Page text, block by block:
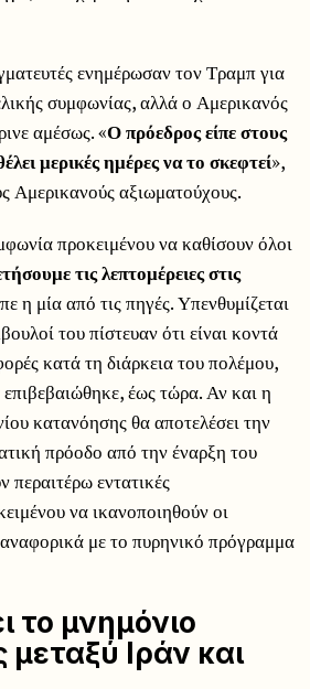
ενημέρωσαν τον Τραμπ για
συμφωνίας, αλλά ο Αμερικανός
αμέσως. «Ο πρόεδρος είπε στους
μερικές ημέρες να το σκεφτεί»,
Αμερικανούς αξιωματούχους.
προκειμένου να καθίσουν όλοι
τις λεπτομέρειες στις
η μία από τις πηγές. Υπενθυμίζεται
του πίστευαν ότι είναι κοντά
κατά τη διάρκεια του πολέμου,
έως τώρα. Αν και η
κατανόησης θα αποτελέσει την
πρόοδο από την έναρξη του
περαιτέρω εντατικές
να ικανοποιηθούν οι
με το πυρηνικό πρόγραμμα
το μνημόνιο
Ιράν και